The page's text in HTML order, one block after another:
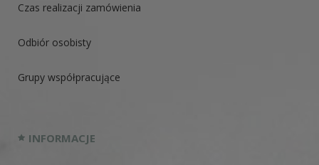
Czas realizacji zamówienia
Odbiór osobisty
Grupy współpracujące
INFORMACJE